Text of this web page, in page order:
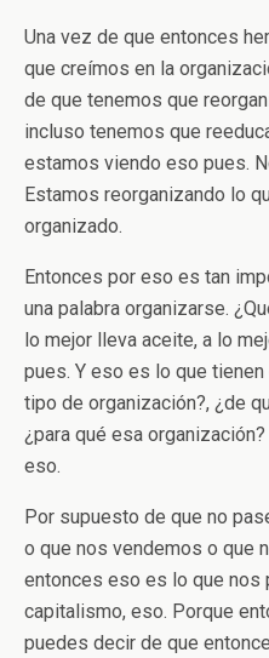
Una vez de que entonces
que creímos en la
de que tenemos que
incluso tenemos que
estamos viendo eso pues.
Estamos reorganizando lo
organizado.
Entonces por eso es tan
una palabra organizarse.
lo mejor lleva aceite, a lo
pues. Y eso es lo que tienen
tipo de organización?, ¿de
¿para qué esa
eso.
Por supuesto de que no
o que nos vendemos o que
entonces eso es lo que nos
capitalismo, eso. Porque
puedes decir de que